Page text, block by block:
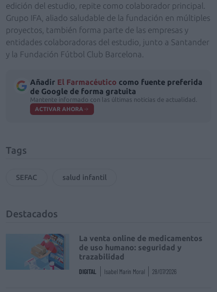
edición del estudio, repite como colaborador principal.
Grupo IFA, aliado saludable de la fundación en múltiples
proyectos, también forma parte de las empresas y
entidades colaboradoras del estudio, junto a Santander
y la Fundación Fútbol Club Barcelona.
Añadir El Farmacéutico como fuente preferida
de Google de forma gratuita
Mantente informado con las últimas noticias de actualidad.
ACTIVAR AHORA
Tags
SEFAC salud infantil
Destacados
La venta online de medicamentos
de uso humano: seguridad y
trazabilidad
DIGITAL Isabel Marín Moral 28/07/2026